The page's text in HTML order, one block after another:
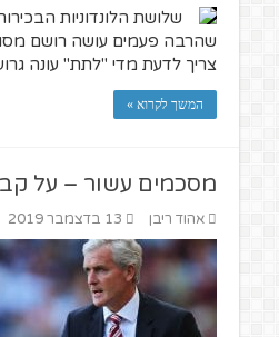
שלושת הלונדוניות
שהרבה פעמים עושה רושם
צריך לדעת מדי "לתת" עונה
המשך לקרוא »
מסכמים עשור – על
אהוד ריבן 13 בדצמבר 2019